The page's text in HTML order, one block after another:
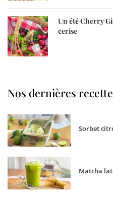
Un été Cherry
cerise
Nos dernières
Sorbet
Matcha